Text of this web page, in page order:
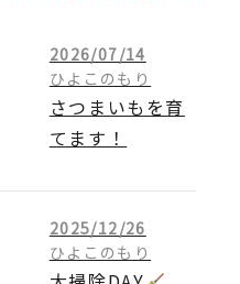
2026/07/14
ひよこのもり
さつまいもを育
てます！
2025/12/26
ひよこのもり